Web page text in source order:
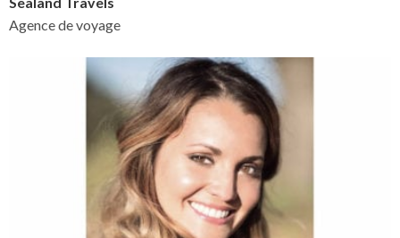
Agence de voyage